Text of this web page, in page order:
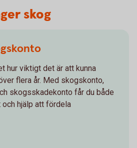
skog
hur viktigt det är att kunna
flera år. Med skogskonto,
skogsskadekonto får du både
hjälp att fördela